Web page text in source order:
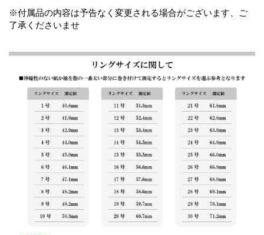
※付属品の内容は予告なく変更される場合がございます、ご
了承くださいませ